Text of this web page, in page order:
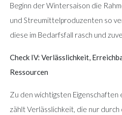
Beginn der Wintersaison die
und Streumittelproduzenten so
diese im Bedarfsfall rasch und
Check IV: Verlässlichkeit,
Ressourcen
Zu den wichtigsten
zählt Verlässlichkeit, die nur